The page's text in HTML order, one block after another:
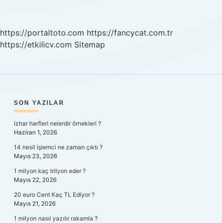
https://portaltoto.com https://fancycat.com.tr
https://etkilicv.com Sitemap
SIDEBAR
SON YAZILAR
Izhar harfleri nelerdir örnekleri ?
Haziran 1, 2026
14 nesil işlemci ne zaman çıktı ?
Mayıs 23, 2026
1 milyon kaç trilyon eder ?
Mayıs 22, 2026
20 euro Cent Kaç TL Ediyor ?
Mayıs 21, 2026
1 milyon nasıl yazılır rakamla ?